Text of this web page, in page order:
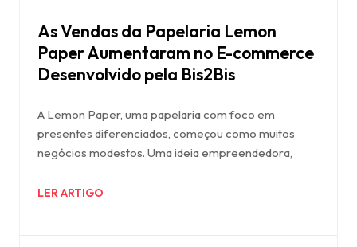
As Vendas da Papelaria Lemon
Paper Aumentaram no E-commerce
Desenvolvido pela Bis2Bis
A Lemon Paper, uma papelaria com foco em
presentes diferenciados, começou como muitos
negócios modestos. Uma ideia empreendedora,
LER ARTIGO